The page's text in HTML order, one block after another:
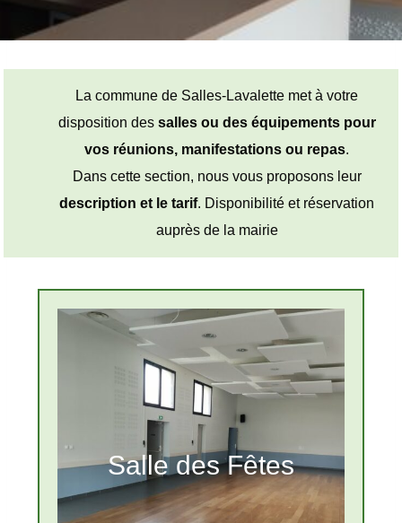
La commune de Salles-Lavalette met à votre
disposition des salles ou des équipements pour
vos réunions, manifestations ou repas.
Dans cette section, nous vous proposons leur
description et le tarif. Disponibilité et réservation
auprès de la mairie
Salle des Fêtes